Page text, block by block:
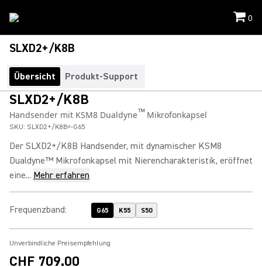
0
SLXD2+/K8B
Übersicht Produkt-Support
SLXD2+/K8B
Handsender mit KSM8 Dualdyne™Mikrofonkapsel
SKU: SLXD2+/K8B=-G65
Der SLXD2+/K8B Handsender, mit dynamischer KSM8
Dualdyne™ Mikrofonkapsel mit Nierencharakteristik, eröffnet
eine... Mehr erfahren
Frequenzband: G65 K55 S50
Unverbindliche Preisempfehlung
CHF 709.00